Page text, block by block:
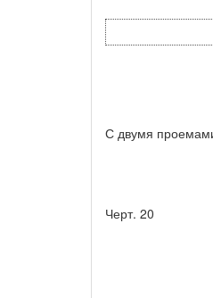
С двумя
Черт. 20